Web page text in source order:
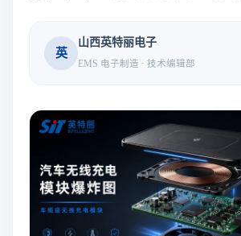
英
山西英特丽电子
EMS 电子制造 · 技术编辑部